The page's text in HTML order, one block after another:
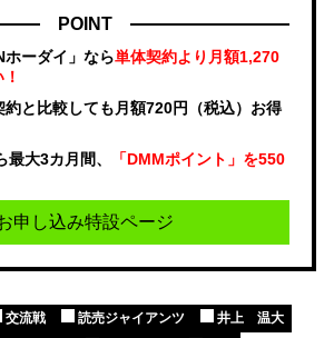
POINT
ーダイ」なら単体契約より月額1,270
と比較しても月額720円（税込）お得
大3カ月間、
「DMMポイント」を550
申し込み特設ページ
交流戦 読売ジャイアンツ
井上 温大